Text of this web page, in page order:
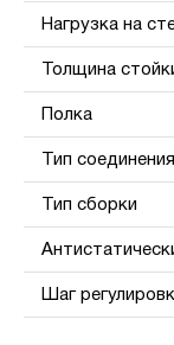
Нагрузка на
Толщина
Полка
Тип соединения
Тип сборки
Шаг